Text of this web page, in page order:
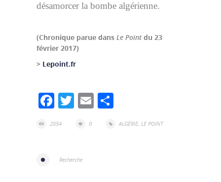
désamorcer la bombe algérienne.
(Chronique parue dans Le Pointdu 23
février 2017)
> Lepoint.fr
Facebook
TwitterEmail
2054 0 ALGÉRIE, LE POINT
Recherche